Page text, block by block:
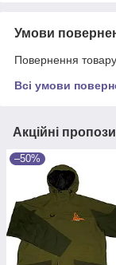
Умови
Повернення
Всі умови
Акційні
–50%